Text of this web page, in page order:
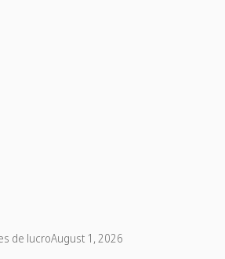
de lucroAugust 1, 2026